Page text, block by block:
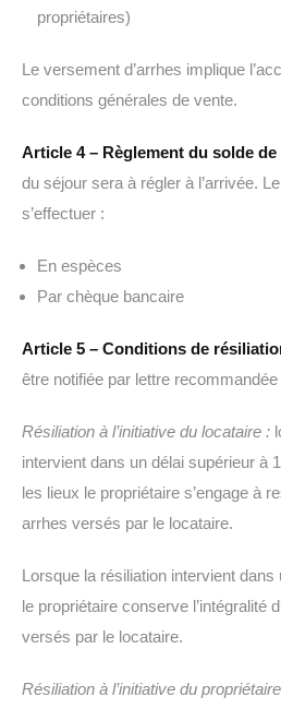
propriétaires)
Le versement d’arrhes implique
conditions générales de vente.
Article 4 – Règlement du solde de
du séjour sera à régler à l’arrivée.
s’effectuer :
En espèces
Par chèque bancaire
Article 5 – Conditions de
être notifiée par lettre
Résiliation à l’initiative du locataire :
intervient dans un délai supérieur à
les lieux le propriétaire s’engage à
arrhes versés par le locataire.
Lorsque la résiliation intervient
le propriétaire conserve l’intégralité
versés par le locataire.
Résiliation à l’initiative du